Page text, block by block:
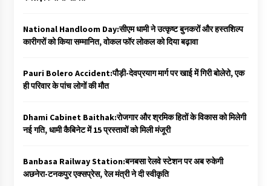
National Handloom Day:सीएम धामी ने उत्कृष्ट बुनकरों और हस्तशिल्प
कारीगरों को किया सम्मानित, वोकल फॉर लोकल को दिया बढ़ावा
Pauri Bolero Accident:पौड़ी-देवप्रयाग मार्ग पर खाई में गिरी बोलेरो, एक
ही परिवार के पांच लोगों की मौत
Dhami Cabinet Baithak:रोजगार और श्रमिक हितों के विकास को मिलेगी
नई गति, धामी कैबिनेट में 15 प्रस्तावों को मिली मंजूरी
Banbasa Railway Station:बनबसा रेलवे स्टेशन पर अब रुकेगी
अछनेरा-टनकपुर एक्सप्रेस, रेल मंत्री ने दी स्वीकृति